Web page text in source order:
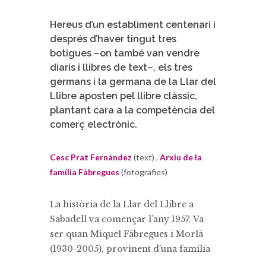
Hereus d’un establiment centenari i
després d’haver tingut tres
botigues –on també van vendre
diaris i llibres de text–, els tres
germans i la germana de la Llar del
Llibre aposten pel llibre clàssic,
plantant cara a la competència del
comerç electrònic.
Cesc Prat Fernàndez (text) , Arxiu de la
família Fàbregues (fotografies)
La història de la Llar del Llibre a
Sabadell va començar l’any 1957. Va
ser quan Miquel Fàbregues i Morlà
(1930-2005), provinent d'una família